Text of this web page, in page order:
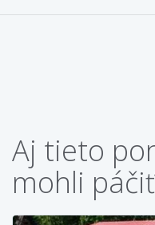
Aj tieto
mohli páčiť